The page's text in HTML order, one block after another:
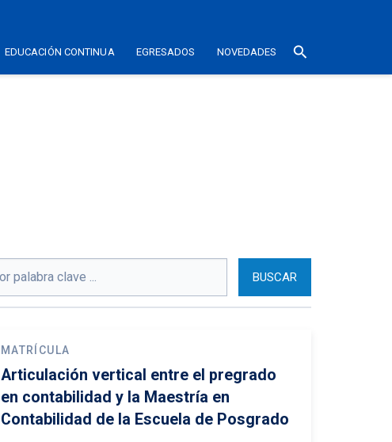
EDUCACIÓN CONTINUA EGRESADOS NOVEDADES search
MATRÍCULA
Articulación vertical entre el pregrado
en contabilidad y la Maestría en
Contabilidad de la Escuela de Posgrado